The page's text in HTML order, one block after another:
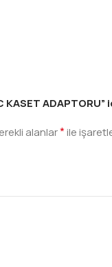
KASET
alanlar*ile